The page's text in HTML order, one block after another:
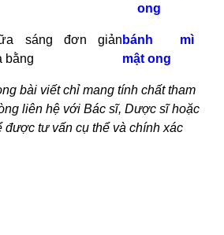
ong
sáng đơn giản
bằng
bánh mì
mật ong
bài viết chỉ mang tính chất tham
liên hệ với Bác sĩ, Dược sĩ hoặc
được tư vấn cụ thể và chính xác